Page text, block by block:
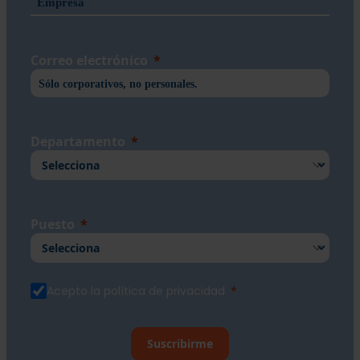
Suscribirme